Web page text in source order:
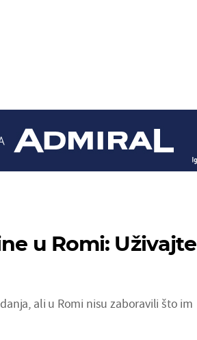
u Romi: Uživajte
ali u Romi nisu zaboravili što im